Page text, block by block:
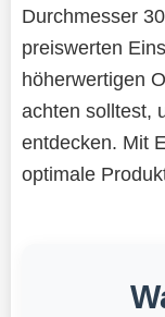
Durchmesser
preiswerten
höherwertigen
achten solltest,
entdecken. Mit
optimale